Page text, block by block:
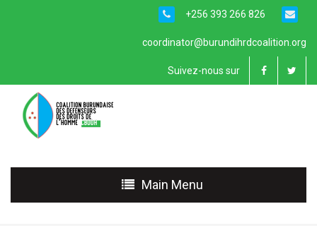
+256 393 266 826
coordinator@burundihrdcoalition.org
Suivez-nous sur
Main Menu